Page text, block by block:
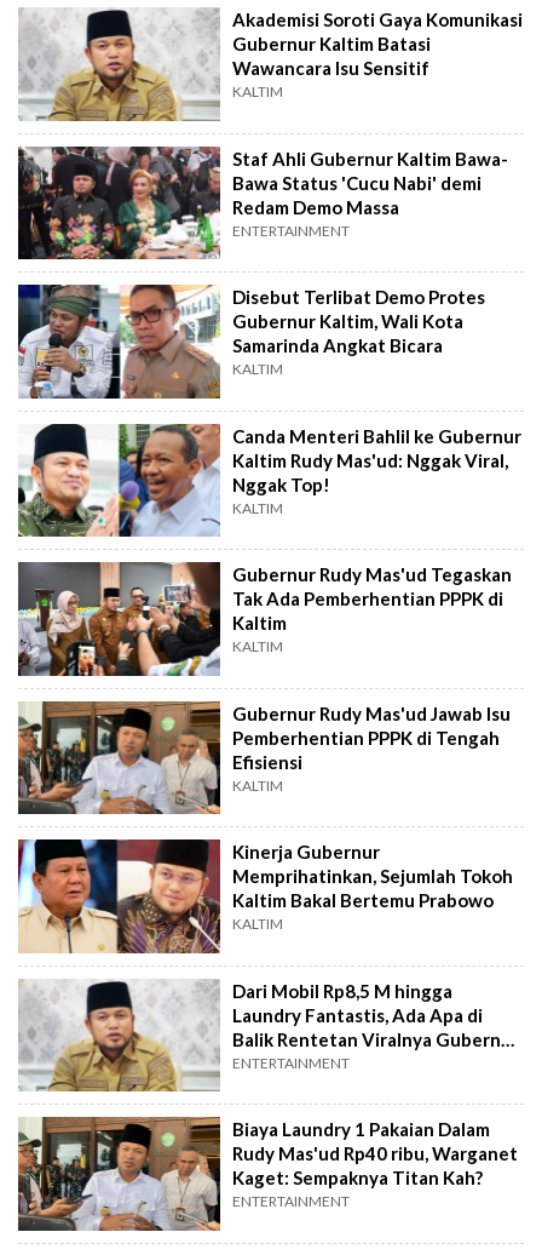
Akademisi Soroti Gaya Komunikasi
Gubernur Kaltim Batasi
Wawancara Isu Sensitif
KALTIM
Staf Ahli Gubernur Kaltim Bawa-
Bawa Status 'Cucu Nabi' demi
Redam Demo Massa
ENTERTAINMENT
Disebut Terlibat Demo Protes
Gubernur Kaltim, Wali Kota
Samarinda Angkat Bicara
KALTIM
Canda Menteri Bahlil ke Gubernur
Kaltim Rudy Mas'ud: Nggak Viral,
Nggak Top!
KALTIM
Gubernur Rudy Mas'ud Tegaskan
Tak Ada Pemberhentian PPPK di
Kaltim
KALTIM
Gubernur Rudy Mas'ud Jawab Isu
Pemberhentian PPPK di Tengah
Efisiensi
KALTIM
Kinerja Gubernur
Memprihatinkan, Sejumlah Tokoh
Kaltim Bakal Bertemu Prabowo
KALTIM
Dari Mobil Rp8,5 M hingga
Laundry Fantastis, Ada Apa di
Balik Rentetan Viralnya Gubernur
Kaltim?
ENTERTAINMENT
Biaya Laundry 1 Pakaian Dalam
Rudy Mas'ud Rp40 ribu, Warganet
Kaget: Sempaknya Titan Kah?
ENTERTAINMENT